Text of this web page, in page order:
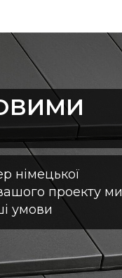
німецької
проекту ми
умови